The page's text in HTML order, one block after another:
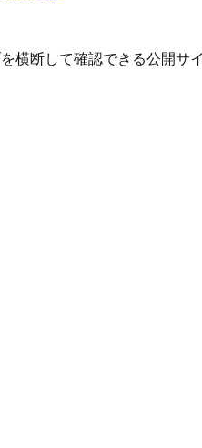
横断して確認できる公開サイ